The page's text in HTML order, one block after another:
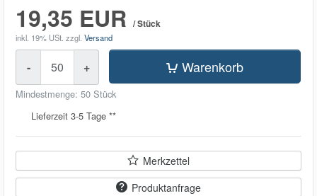
19,35 EUR / Stück
inkl. 19% USt. zzgl. Versand
- + Warenkorb
Mindestmenge: 50 Stück
Lieferzeit 3-5 Tage **
Merkzettel
Produktanfrage